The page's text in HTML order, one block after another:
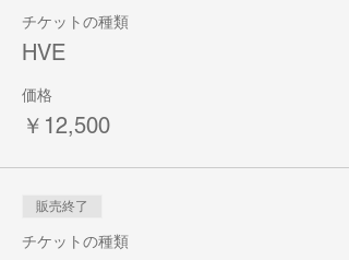
たしますので、不要の方は器具無しのチケッ
トをお求めください。
チケットの種類
HVE
価格
￥12,500
販売終了
チケットの種類